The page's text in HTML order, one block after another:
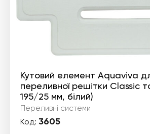
Кутовий елемент Aquaviva
переливної решітки Classiс
195/25 мм, білий)
Переливні системи
Код: 3605